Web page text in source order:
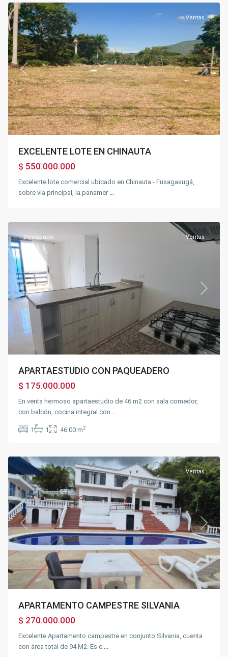
Previous Next
Ventas
EXCELENTE LOTE EN CHINAUTA
$ 550.000.000
Excelente lote comercial ubicado en Chinauta - Fusagasugá,
sobre vía principal, la panamer ...
Previous Next
Destacado Ventas
APARTAESTUDIO CON PAQUEADERO
$ 175.000.000
En venta hermoso apartaestudio de 46 m2 con sala comedor,
con balcón, cocina integral con
1 1 46.00 m2
Previous Next
Ventas
APARTAMENTO CAMPESTRE SILVANIA
$ 270.000.000
Excelente Apartamento campestre en conjunto Silvania, cuenta
con área total de 94 M2. Es e